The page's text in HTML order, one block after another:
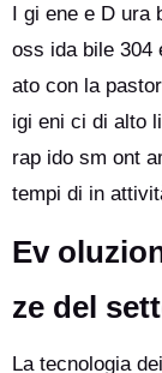
I gi ene e D ura
oss ida bile 304
ato con la
igi eni ci di alto
rap ido sm ont
tempi di in
Ev
ze del
La tecnologia